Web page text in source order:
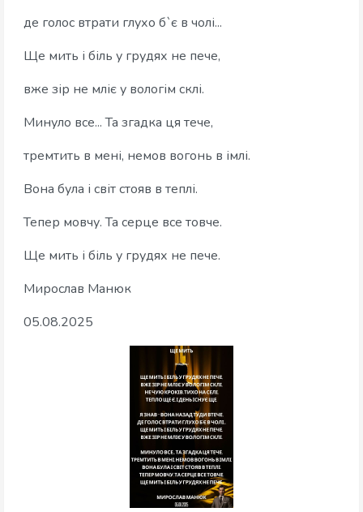
де голос втрати глухо б`є в чолі...
Ще мить і біль у грудях не пече,
вже зір не мліє у вологім склі.
Минуло все... Та згадка ця тече,
тремтить в мені, немов вогонь в імлі.
Вона була і світ стояв в теплі.
Тепер мовчу. Та серце все товче.
Ще мить і біль у грудях не пече.
Мирослав Манюк
05.08.2025